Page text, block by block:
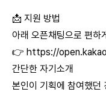
📩 지원 방법
아래 오픈채팅으로 편하
👉 https://
간단한 자기소개
본인이 기획에 참여했던